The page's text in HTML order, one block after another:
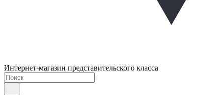
Интернет-магазин представительского класса